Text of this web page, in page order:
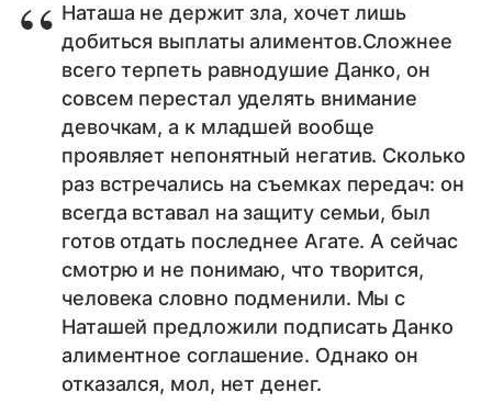
Наташа не держит зла, хочет лишь
добиться выплаты алиментов.Сложнее
всего терпеть равнодушие Данко, он
совсем перестал уделять внимание
девочкам, а к младшей вообще
проявляет непонятный негатив. Сколько
раз встречались на съемках передач: он
всегда вставал на защиту семьи, был
готов отдать последнее Агате. А сейчас
смотрю и не понимаю, что творится,
человека словно подменили. Мы с
Наташей предложили подписать Данко
алиментное соглашение. Однако он
отказался, мол, нет денег.